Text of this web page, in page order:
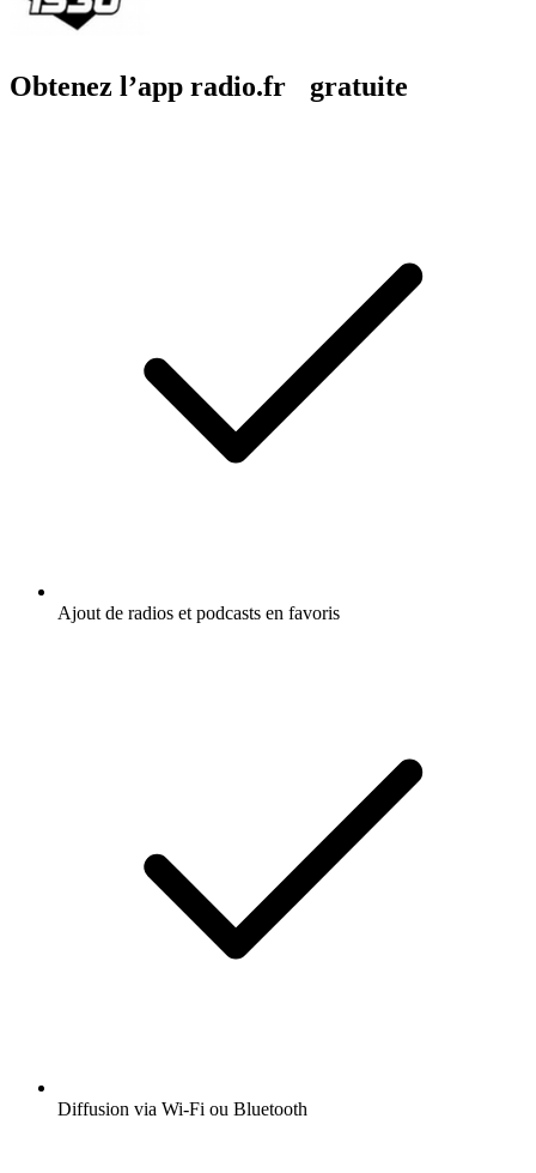
Obtenez l’app radio.fr gratuite
Ajout de radios et podcasts en favoris
Diffusion via Wi-Fi ou Bluetooth